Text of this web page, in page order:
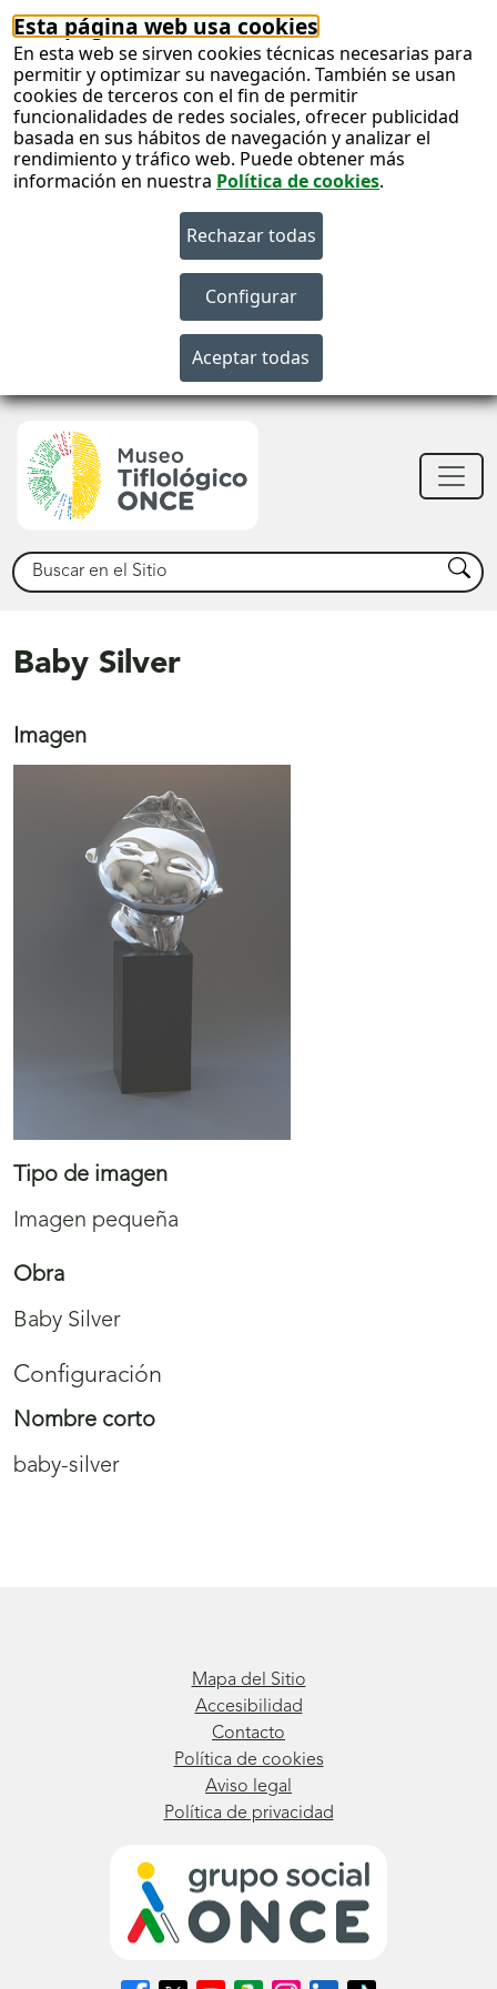
Esta página web usa cookies
En esta web se sirven cookies técnicas necesarias para
permitir y optimizar su navegación. También se usan
cookies de terceros con el fin de permitir
funcionalidades de redes sociales, ofrecer publicidad
basada en sus hábitos de navegación y analizar el
rendimiento y tráfico web. Puede obtener más
información en nuestra Política de cookies.
Buscar Buscar
Baby Silver
Imagen
Tipo de imagen
Imagen pequeña
Obra
Baby Silver
Configuración
Nombre corto
baby-silver
Mapa del Sitio
Accesibilidad
Contacto
Política de cookies
Aviso legal
Política de privacidad